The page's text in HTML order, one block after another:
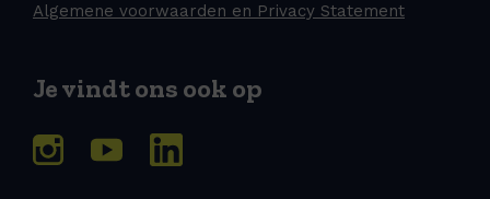
Algemene voorwaarden en Privacy Statement
Je vindt ons ook op